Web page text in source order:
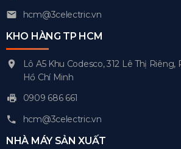
hcm@3celectric.vn
KHO HÀNG TP HCM
Lô A5 Khu Codesco, 312 Lê Thị Riêng,
Hồ Chí Minh
0909 686 661
hcm@3celectric.vn
NHÀ MÁY SẢN XUẤT